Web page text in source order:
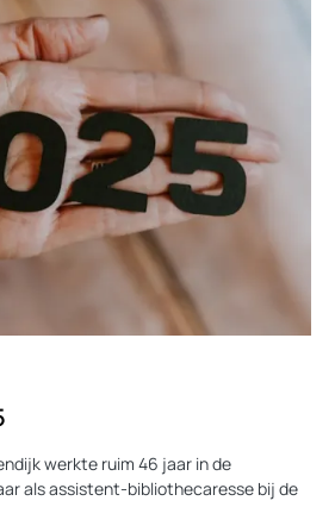
werkte ruim 46 jaar in de
als assistent-bibliothecaresse bij de